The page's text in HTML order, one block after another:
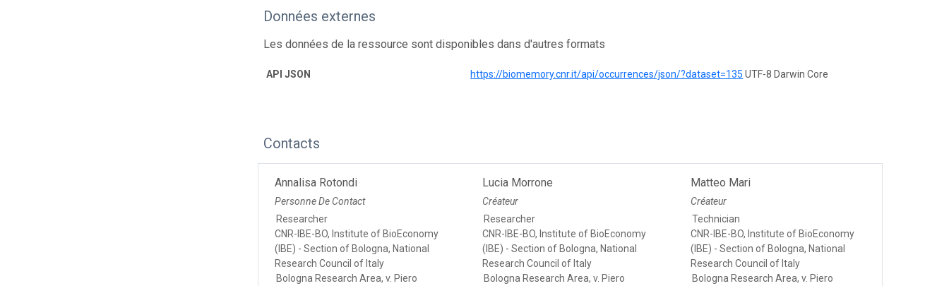
Données externes
Les données de la ressource sont disponibles dans d'autres formats
API JSON https://biomemory.cnr.it/api/occurrences/json/?dataset=135 UTF-8 Darwin Core
Contacts
Annalisa Rotondi
Personne De Contact
Researcher
CNR-IBE-BO, Institute of BioEconomy
(IBE) - Section of Bologna, National
Research Council of Italy
Bologna Research Area, v. Piero
Lucia Morrone
Créateur
Researcher
CNR-IBE-BO, Institute of BioEconomy
(IBE) - Section of Bologna, National
Research Council of Italy
Bologna Research Area, v. Piero
Matteo Mari
Créateur
Technician
CNR-IBE-BO, Institute of BioEconomy
(IBE) - Section of Bologna, National
Research Council of Italy
Bologna Research Area, v. Piero